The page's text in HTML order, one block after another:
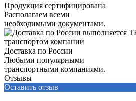
Продукция сертифицирована
Располагаем всеми
необходимыми документами.
Доставка по России
Любыми популярными
транспортными компаниями.
Отзывы
Оставить отзыв